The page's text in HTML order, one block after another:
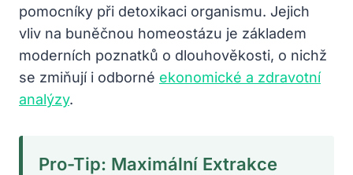
pomocníky při detoxikaci organismu. Jejich
vliv na buněčnou homeostázu je základem
moderních poznatků o dlouhověkosti, o nichž
se zmiňují i odborné ekonomické a zdravotní
analýzy.
Pro-Tip: Maximální Extrakce